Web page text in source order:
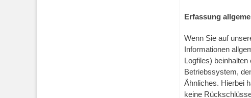
Erfassung
Wenn Sie auf
Informationen
Logfiles)
Betriebssystem,
Ähnliches. Hierbei
keine